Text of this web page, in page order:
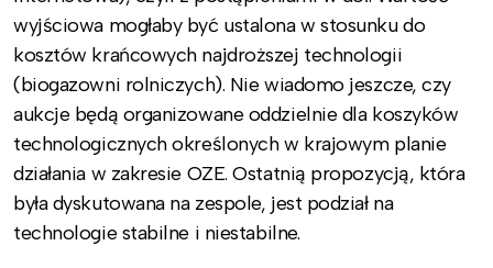
wyjściowa mogłaby być ustalona w stosunku do
kosztów krańcowych najdroższej technologii
(biogazowni rolniczych). Nie wiadomo jeszcze, czy
aukcje będą organizowane oddzielnie dla koszyków
technologicznych określonych w krajowym planie
działania w zakresie OZE. Ostatnią propozycją, która
była dyskutowana na zespole, jest podział na
technologie stabilne i niestabilne.